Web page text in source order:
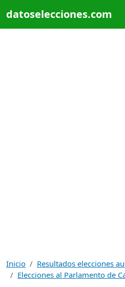
datoselecciones.com
Inicio
Resultados elecciones
Elecciones al Parlamento de